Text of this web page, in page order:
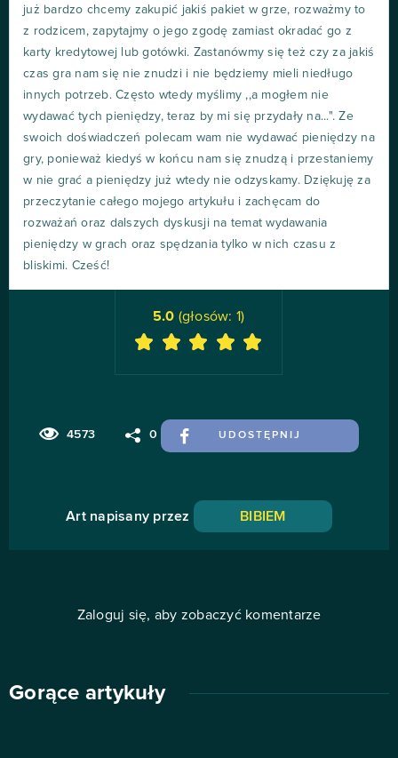
już bardzo chcemy zakupić jakiś pakiet w grze, rozważmy to
z rodzicem, zapytajmy o jego zgodę zamiast okradać go z
karty kredytowej lub gotówki. Zastanówmy się też czy za jakiś
czas gra nam się nie znudzi i nie będziemy mieli niedługo
innych potrzeb. Często wtedy myślimy ,,a mogłem nie
wydawać tych pieniędzy, teraz by mi się przydały na...". Ze
swoich doświadczeń polecam wam nie wydawać pieniędzy na
gry, ponieważ kiedyś w końcu nam się znudzą i przestaniemy
w nie grać a pieniędzy już wtedy nie odzyskamy. Dziękuję za
przeczytanie całego mojego artykułu i zachęcam do
rozważań oraz dalszych dyskusji na temat wydawania
pieniędzy w grach oraz spędzania tylko w nich czasu z
bliskimi. Cześć!
4573 0 UDOSTĘPNIJ
5.0 (głosów: 1)
Art napisany przez BIBIEM
Zaloguj się, aby zobaczyć komentarze
Gorące artykuły